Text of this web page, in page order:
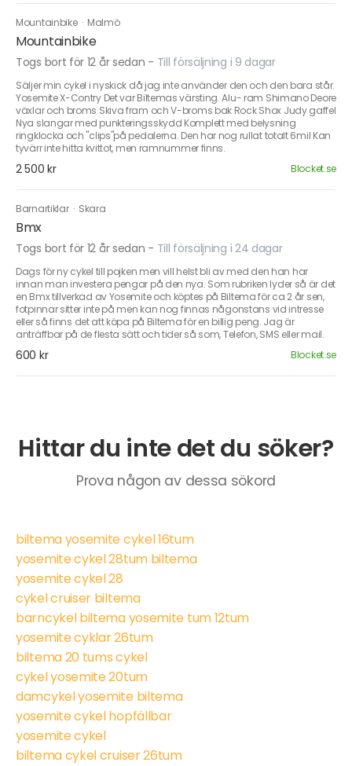
Mountainbike · Malmö
Mountainbike
Togs bort för 12 år sedan - Till försäljning i 9 dagar
Säljer min cykel i nyskick då jag inte använder den och den bara står.
Yosemite X-Contry Det var Biltemas värsting. Alu- ram Shimano Deore
växlar och broms Skiva fram och V-broms bak Rock Shox Judy gaffel
Nya slangar med punkteringsskydd Komplett med belysning
ringklocka och "clips"på pedalerna. Den har nog rullat totalt 6mil Kan
tyvärr inte hitta kvittot, men ramnummer finns.
2 500 kr Blocket.se
Barnartiklar · Skara
Bmx
Togs bort för 12 år sedan - Till försäljning i 24 dagar
Dags för ny cykel till pojken men vill helst bli av med den han har
innan man investera pengar på den nya. Som rubriken lyder så är det
en Bmx tillverkad av Yosemite och köptes på Biltema för ca 2 år sen,
fotpinnar sitter inte på men kan nog finnas någonstans vid intresse
eller så finns det att köpa på Biltema för en billig peng. Jag är
anträffbar på de flesta sätt och tider så som, Telefon, SMS eller mail.
600 kr Blocket.se
Hittar du inte det du söker?
Prova någon av dessa sökord
biltema yosemite cykel 16tum
yosemite cykel 28tum biltema
yosemite cykel 28
cykel cruiser biltema
barncykel biltema yosemite tum 12tum
yosemite cyklar 26tum
biltema 20 tums cykel
cykel yosemite 20tum
damcykel yosemite biltema
yosemite cykel hopfällbar
yosemite cykel
biltema cykel cruiser 26tum